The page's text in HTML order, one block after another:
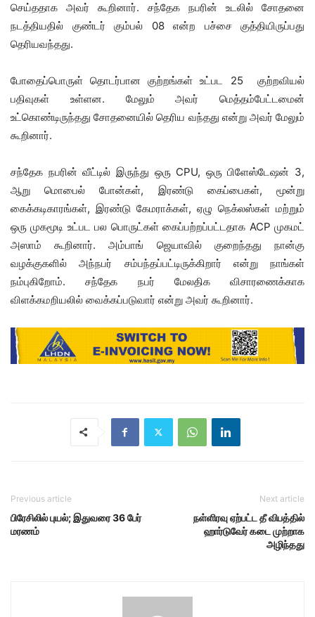
செய்ததாக அவர் கூறினார். சந்தேக நபரின் உடலில் சோதனை
நடத்தியதில் குண்டர் கும்பல் 08 என்ற பச்சை குத்தியிருப்பது
தெரியவந்தது.
போதைப்பொருள் தொடர்பான குற்றங்கள் உட்பட 25 குற்றவியல்
பதிவுகள் உள்ளன. மேலும் அவர் மெத்தம்பேட்டமைன்
உட்கொண்டிருந்தது சோதனையில் தெரிய வந்தது என்று அவர் மேலும்
கூறினார்.
சந்தேக நபரின் வீட்டில் இருந்து ஒரு CPU, ஒரு பிளேஸ்டேஷன் 3,
ஆறு மொபைல் போன்கள், இரண்டு கைப்பைகள், மூன்று
கைக்கடிகாரங்கள், இரண்டு கேமராக்கள், ஏழு நெக்லஸ்கள் மற்றும்
ஒரு முகமூடி உட்பட பல பொருட்கள் கைப்பற்றப்பட்டதாக ACP முகமட்
அஸாம் கூறினார். அம்பாங் ஜெயாவில் குறைந்தது நான்கு
வழக்குகளில் அந்நபர் சம்பந்தப்பட்டிருக்கிறார் என்று நாங்கள்
நம்புகிறோம். சந்தேக நபர் மேலதிக விசாரணைக்காக
விளக்கமறியலில் வைக்கப்படுவார் என்று அவர் கூறினார்.
Previous article
பிரேசிலில் புயல்; இதுவரை 36 பேர்
மரணம்
Next article
நள்ளிரவு ஏற்பட்ட தீ விபத்தில்
ஹார்டுவேர் கடை முற்றாக
அழிந்தது